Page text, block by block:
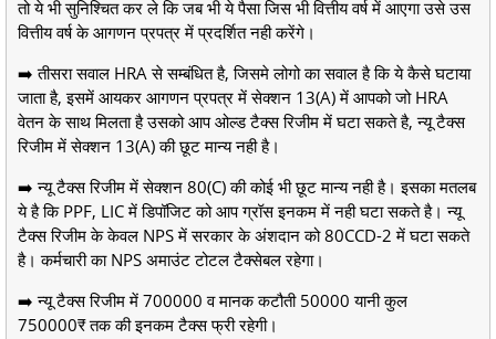
तो ये भी सुनिश्चित कर ले कि जब भी ये पैसा जिस भी वित्तीय वर्ष में आएगा उसे उस
वित्तीय वर्ष के आगणन प्रपत्र में प्रदर्शित नही करेंगे।
➡️ तीसरा सवाल HRA से सम्बंधित है, जिसमे लोगो का सवाल है कि ये कैसे घटाया
जाता है, इसमें आयकर आगणन प्रपत्र में सेक्शन 13(A) में आपको जो HRA
वेतन के साथ मिलता है उसको आप ओल्ड टैक्स रिजीम में घटा सकते है, न्यू टैक्स
रिजीम में सेक्शन 13(A) की छूट मान्य नही है।
➡️ न्यू टैक्स रिजीम में सेक्शन 80(C) की कोई भी छूट मान्य नही है। इसका मतलब
ये है कि PPF, LIC में डिपॉजिट को आप ग्रॉस इनकम में नही घटा सकते है। न्यू
टैक्स रिजीम के केवल NPS में सरकार के अंशदान को 80CCD-2 में घटा सकते
है। कर्मचारी का NPS अमाउंट टोटल टैक्सेबल रहेगा।
➡️ न्यू टैक्स रिजीम में 700000 व मानक कटौती 50000 यानी कुल
750000₹ तक की इनकम टैक्स फ्री रहेगी।